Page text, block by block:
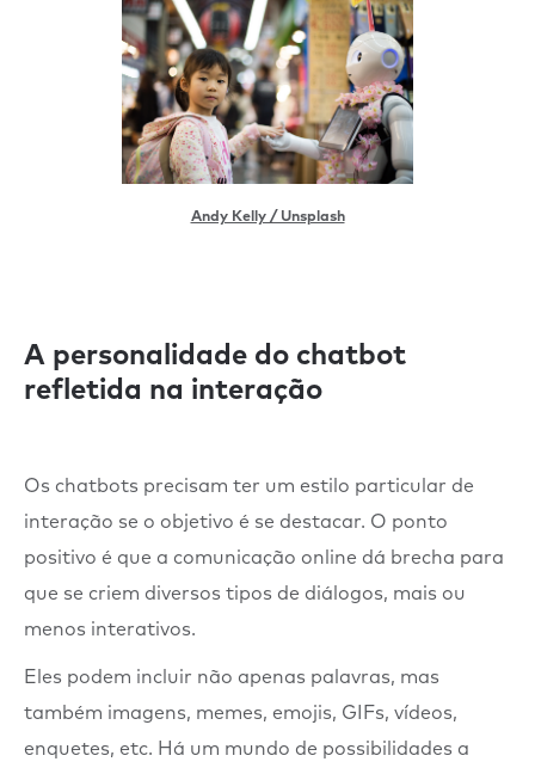
Andy Kelly / Unsplash
A personalidade do chatbot
refletida na interação
Os chatbots precisam ter um estilo particular de
interação se o objetivo é se destacar. O ponto
positivo é que a comunicação online dá brecha para
que se criem diversos tipos de diálogos, mais ou
menos interativos.
Eles podem incluir não apenas palavras, mas
também imagens, memes, emojis, GIFs, vídeos,
enquetes, etc. Há um mundo de possibilidades a